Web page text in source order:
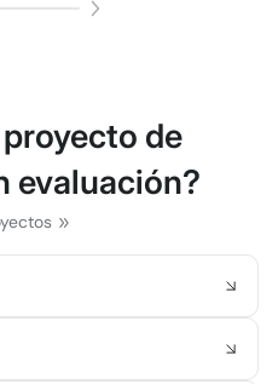
de
evaluación?